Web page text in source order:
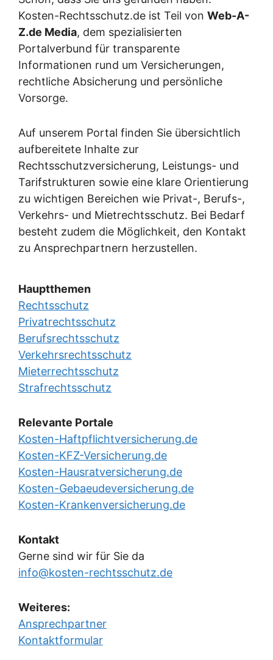
Kosten-Rechtsschutz.de ist Teil von Web-A-
Z.de Media, dem spezialisierten
Portalverbund für transparente
Informationen rund um Versicherungen,
rechtliche Absicherung und persönliche
Vorsorge.
Auf unserem Portal finden Sie übersichtlich
aufbereitete Inhalte zur
Rechtsschutzversicherung, Leistungs- und
Tarifstrukturen sowie eine klare Orientierung
zu wichtigen Bereichen wie Privat-, Berufs-,
Verkehrs- und Mietrechtsschutz. Bei Bedarf
besteht zudem die Möglichkeit, den Kontakt
zu Ansprechpartnern herzustellen.
Hauptthemen
Rechtsschutz
Privatrechtsschutz
Berufsrechtsschutz
Verkehrsrechtsschutz
Mieterrechtsschutz
Strafrechtsschutz
Relevante Portale
Kosten-Haftpflichtversicherung.de
Kosten-KFZ-Versicherung.de
Kosten-Hausratversicherung.de
Kosten-Gebaeudeversicherung.de
Kosten-Krankenversicherung.de
Kontakt
Gerne sind wir für Sie da
info@kosten-rechtsschutz.de
Weiteres:
Ansprechpartner
Kontaktformular